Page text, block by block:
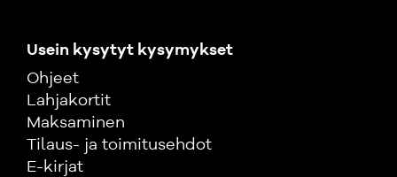
Usein kysytyt kysymykset
Ohjeet
Lahjakortit
Maksaminen
Tilaus- ja toimitusehdot
E-kirjat